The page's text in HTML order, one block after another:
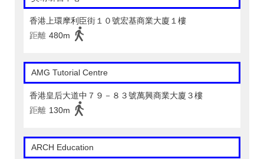
香港上環摩利臣街１０號宏基商業大廈１樓
距離 480m
AMG Tutorial Centre
香港皇后大道中７９－８３號萬興商業大廈３樓
距離 130m
ARCH Education